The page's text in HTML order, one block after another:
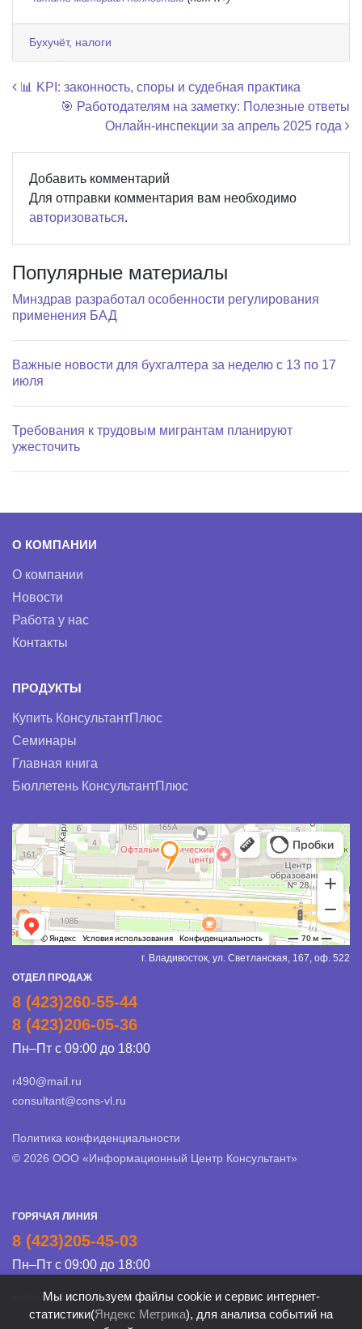
Бухучёт, налоги
Навигация по записям
📊 KPI: законность, споры и судебная практика
🎯 Работодателям на заметку: Полезные ответы
Онлайн-инспекции за апрель 2025 года
Добавить комментарий
Для отправки комментария вам необходимо
авторизоваться.
Популярные материалы
Минздрав разработал особенности регулирования
применения БАД
Важные новости для бухгалтера за неделю с 13 по 17
июля
Требования к трудовым мигрантам планируют
ужесточить
О КОМПАНИИ
О компании
Новости
Работа у нас
Контакты
ПРОДУКТЫ
Купить КонсультантПлюс
Семинары
Главная книга
Бюллетень КонсультантПлюс
г. Владивосток, ул. Светланская, 167, оф. 522
ОТДЕЛ ПРОДАЖ
8 (423)260-55-44
8 (423)206-05-36
Пн–Пт с 09:00 до 18:00
r490@mail.ru
consultant@cons-vl.ru
Политика конфиденциальности
© 2026 ООО «Информационный Центр Консультант»
ГОРЯЧАЯ ЛИНИЯ
8 (423)205-45-03
Пн–Пт с 09:00 до 18:00
hotline@cons-vl.ru
Мы используем файлы cookie и сервис интернет-
статистики(Яндекс Метрика), для анализа событий на